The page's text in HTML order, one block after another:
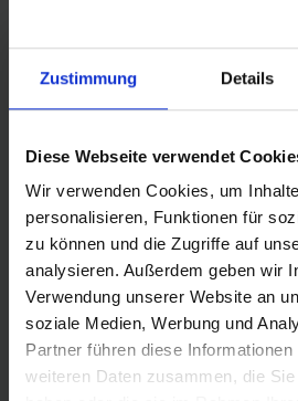
Zustimmung Details
Diese Webseite verwendet
Wir verwenden Cookies, um
personalisieren, Funktionen für
zu können und die Zugriffe auf
analysieren. Außerdem geben wir
Verwendung unserer Website an
soziale Medien, Werbung und
Partner führen diese
weiteren Daten zusammen, die
Schotter oder im leichten Gelände.
höheren
Plus an Sicherheit und Fahrvertrauen.
Spagat zwischen Offroad- und
leicht und leise auf Asphalt und
Rollwiderstand bringt Freude am
Reichweiten. In gemäßigtem
er mit Grip und Traktion.
DAS PROFIL FÜR SUV-E-BIKES
Für Leichtlauf und leises Abrollen
anderen festen Untergründen hat
Watts eng beieinanderstehende